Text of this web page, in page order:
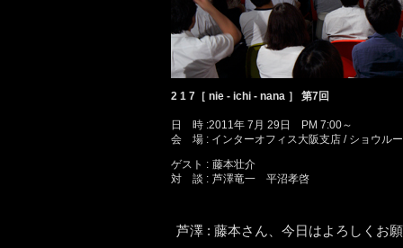
2 1 7［ nie - ichi - nana ］ 第7回
日 時 :2011年 7月 29日 PM 7:00～
会 場 : インターオフィス大阪支店 / ショウル
ゲスト : 藤本壮介
対 談 : 芦澤竜一 平沼孝啓
芦澤 : 藤本さん、今日はよろしくお